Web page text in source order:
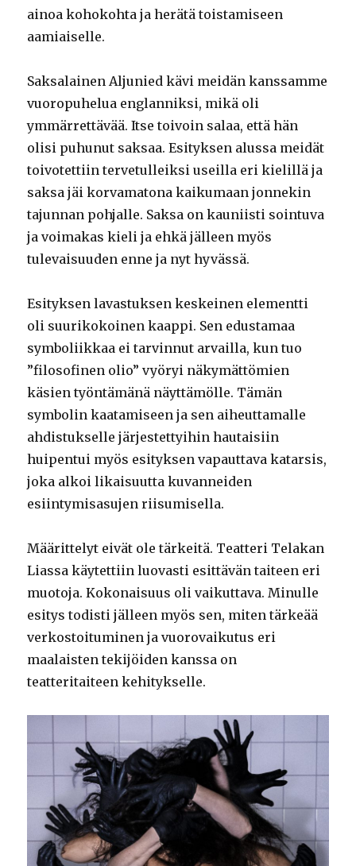
ainoa kohokohta ja herätä toistamiseen
aamiaiselle.
Saksalainen Aljunied kävi meidän kanssamme
vuoropuhelua englanniksi, mikä oli
ymmärrettävää. Itse toivoin salaa, että hän
olisi puhunut saksaa. Esityksen alussa meidät
toivotettiin tervetulleiksi useilla eri kielillä ja
saksa jäi korvamatona kaikumaan jonnekin
tajunnan pohjalle. Saksa on kauniisti sointuva
ja voimakas kieli ja ehkä jälleen myös
tulevaisuuden enne ja nyt hyvässä.
Esityksen lavastuksen keskeinen elementti
oli suurikokoinen kaappi. Sen edustamaa
symboliikkaa ei tarvinnut arvailla, kun tuo
”filosofinen olio” vyöryi näkymättömien
käsien työntämänä näyttämölle. Tämän
symbolin kaatamiseen ja sen aiheuttamalle
ahdistukselle järjestettyihin hautaisiin
huipentui myös esityksen vapauttava katarsis,
joka alkoi likaisuutta kuvanneiden
esiintymisasujen riisumisella.
Määrittelyt eivät ole tärkeitä. Teatteri Telakan
Liassa käytettiin luovasti esittävän taiteen eri
muotoja. Kokonaisuus oli vaikuttava. Minulle
esitys todisti jälleen myös sen, miten tärkeää
verkostoituminen ja vuorovaikutus eri
maalaisten tekijöiden kanssa on
teatteritaiteen kehitykselle.